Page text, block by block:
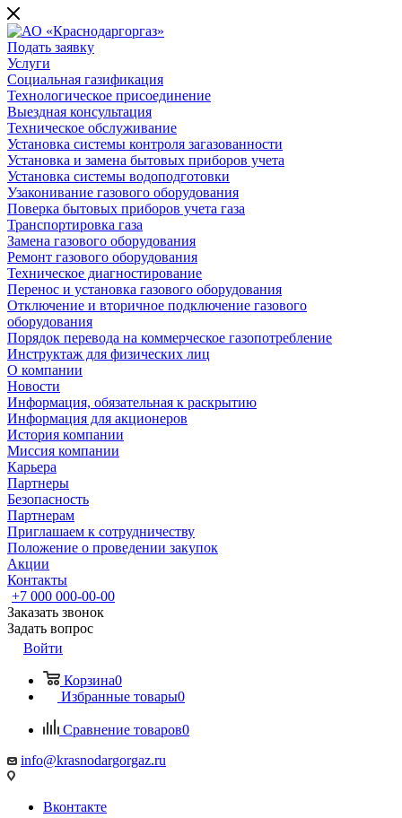
Подать заявку
Услуги
Социальная газификация
Технологическое присоединение
Выездная консультация
Техническое обслуживание
Установка системы контроля загазованности
Установка и замена бытовых приборов учета
Установка системы водоподготовки
Узаконивание газового оборудования
Поверка бытовых приборов учета газа
Транспортировка газа
Замена газового оборудования
Ремонт газового оборудования
Техническое диагностирование
Перенос и установка газового оборудования
Отключение и вторичное подключение газового
оборудования
Порядок перевода на коммерческое газопотребление
Инструктаж для физических лиц
О компании
Новости
Информация, обязательная к раскрытию
Информация для акционеров
История компании
Миссия компании
Карьера
Партнеры
Безопасность
Партнерам
Приглашаем к сотрудничеству
Положение о проведении закупок
Акции
Контакты
+7 000 000-00-00
Заказать звонок
Задать вопрос
Войти
Корзина0
Избранные товары0
Сравнение товаров0
info@krasnodargorgaz.ru
Вконтакте